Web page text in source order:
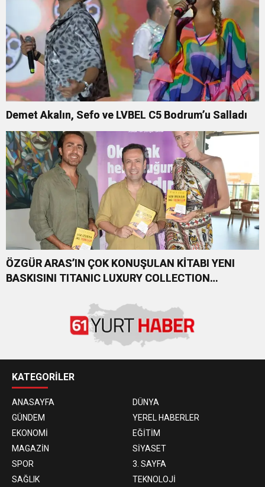
Demet Akalın, Sefo ve LVBEL C5 Bodrum’u Salladı
ÖZGÜR ARAS’IN ÇOK KONUŞULAN KİTABI YENI
BASKISINI TITANIC LUXURY COLLECTION
KATEGORİLER
ANASAYFA
DÜNYA
GÜNDEM
YEREL HABERLER
EKONOMİ
EĞİTİM
MAGAZİN
SİYASET
SPOR
3. SAYFA
SAĞLIK
TEKNOLOJİ